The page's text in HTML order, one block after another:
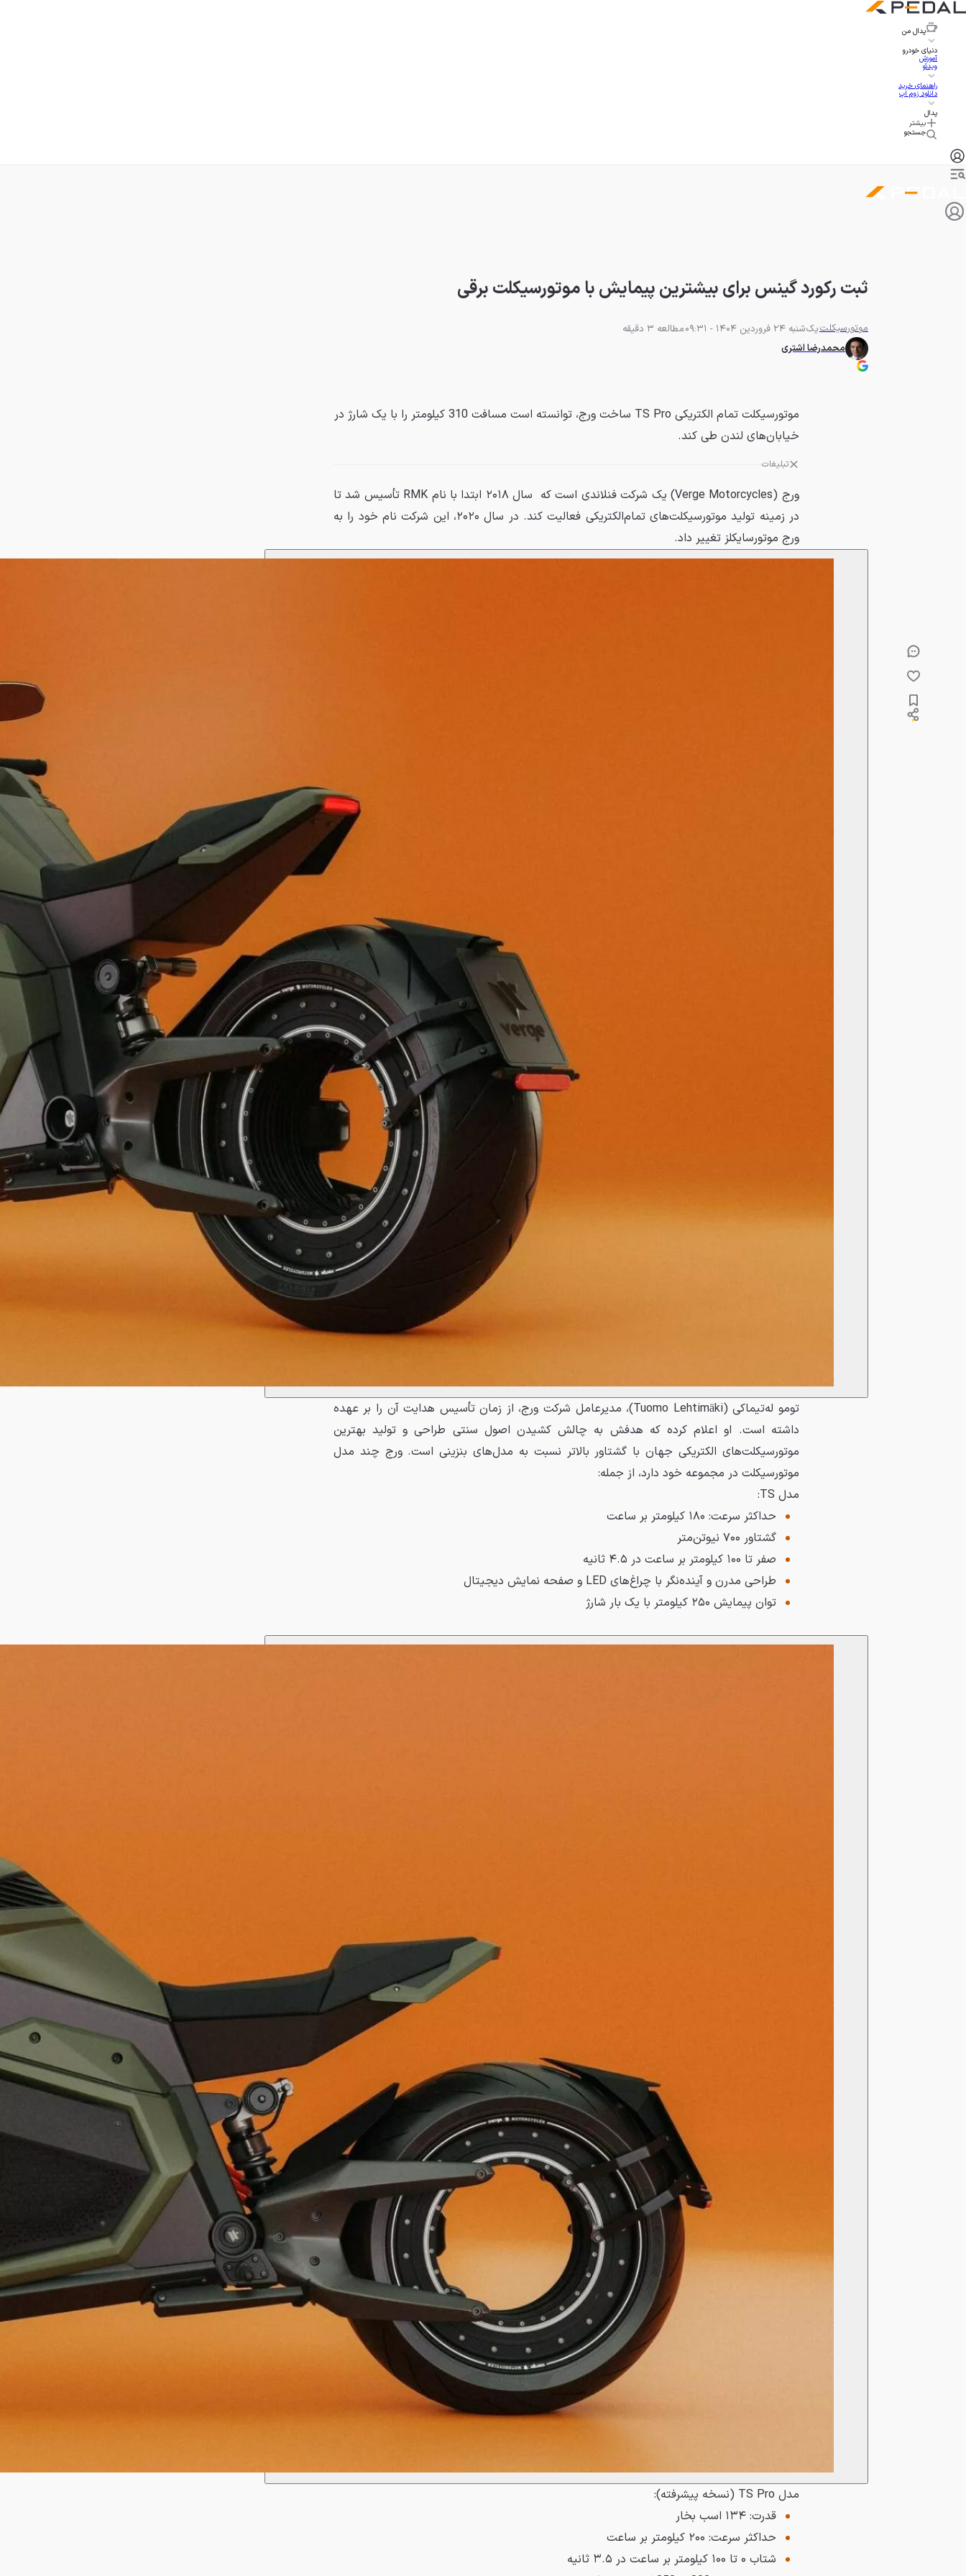
پدال من
دنیای خودرو
آموزش
ویدئو
راهنمای خرید
دانلود زوم اپ
پدال
بیشتر
جستجو
ثبت رکورد گینس برای بیشترین پیمایش با موتورسیکلت برقی
موتورسیکلتیک‌شنبه 24 فروردین 1404 - 09:31
مطالعه 3 دقیقه
محمدرضا اشتری
موتورسیکلت تمام الکتریکی TS Pro ساخت ورج، توانسته است مسافت 310 کیلومتر را با یک شارژ در
خیابان‌های لندن طی کند.
تبلیغات
ورج (Verge Motorcycles) یک شرکت فنلاندی است که سال ۲۰۱۸ ابتدا با نام RMK تأسیس شد تا
در زمینه تولید موتورسیکلت‌های تمام‌الکتریکی فعالیت کند. در سال ۲۰۲۰، این شرکت نام خود را به
ورج موتورسایکلز تغییر داد.
تومو له‌تیماکی (Tuomo Lehtimäki)، مدیرعامل شرکت ورج، از زمان تأسیس هدایت آن را بر عهده
داشته است. او اعلام کرده که هدفش به چالش کشیدن اصول سنتی طراحی و تولید بهترین
موتورسیکلت‌های الکتریکی جهان با گشتاور بالاتر نسبت به مدل‌های بنزینی است. ورج چند مدل
موتورسیکلت در مجموعه خود دارد، از جمله:
مدل TS:
حداکثر سرعت: ۱۸۰ کیلومتر بر ساعت
گشتاور ۷۰۰ نیوتن‌متر
صفر تا ۱۰۰ کیلومتر بر ساعت در ۴.۵ ثانیه
طراحی مدرن و آینده‌نگر با چراغ‌های LED و صفحه نمایش دیجیتال
توان پیمایش ۲۵۰ کیلومتر با یک بار شارژ
مدل TS Pro (نسخه پیشرفته):
قدرت: ۱۳۴ اسب بخار
حداکثر سرعت: ۲۰۰ کیلومتر بر ساعت
شتاب ۰ تا ۱۰۰ کیلومتر بر ساعت در ۳.۵ ثانیه